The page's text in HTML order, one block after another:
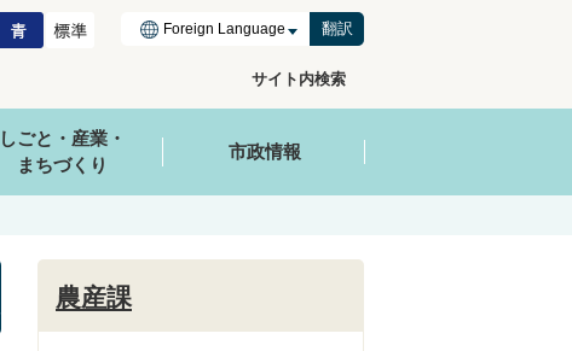
翻訳
サイト内検索
しごと・産業・
まちづくり
市政情報
農産課